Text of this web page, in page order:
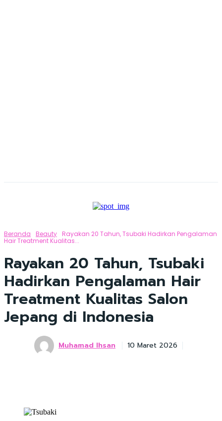
Beranda Beauty Rayakan 20 Tahun, Tsubaki Hadirkan Pengalaman
Hair Treatment Kualitas...
Rayakan 20 Tahun, Tsubaki
Hadirkan Pengalaman Hair
Treatment Kualitas Salon
Jepang di Indonesia
Muhamad Ihsan 10 Maret 2026